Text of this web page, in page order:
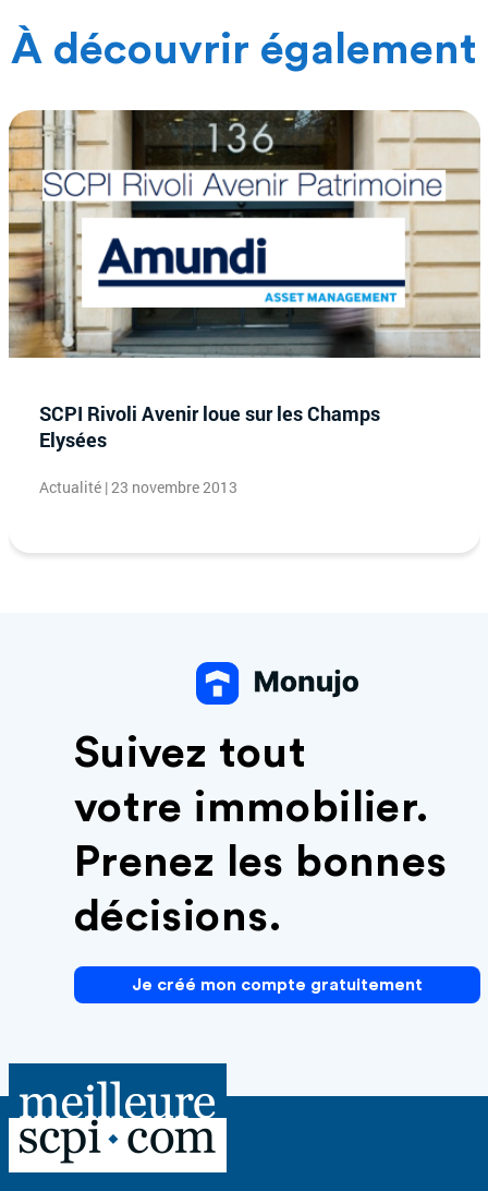
À découvrir également
SCPI Rivoli Avenir loue sur les Champs
Elysées
Actualité | 23 novembre 2013
Suivez tout
votre immobilier.
Prenez les bonnes
décisions.
Je créé mon compte gratuitement